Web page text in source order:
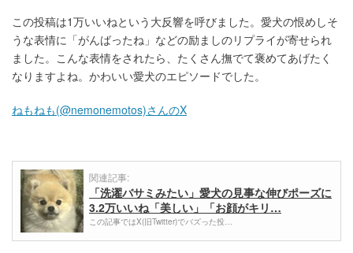
この投稿は1万いいねという大反響を呼びました。愛犬の恨めしそ
うな表情に「がんばったね」などの励ましのリプライが寄せられ
ました。こんな表情をされたら、たくさん撫でて褒めてあげたく
なりますよね。かわいい愛犬のエピソードでした。
ねもねも(@nemonemotos)さんのX
関連記事:
「洗濯バサミみたい」愛犬の見事な伸びポーズに
3.2万いいね「美しい」「お顔がキリ…
この記事ではX(旧Twitter)でバズった投…